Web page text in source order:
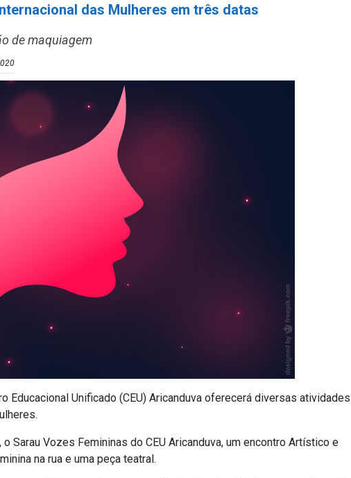
das Mulheres em três datas
de maquiagem
Educacional Unificado (CEU) Aricanduva oferecerá diversas atividades
Sarau Vozes Femininas do CEU Aricanduva, um encontro Artístico e
na rua e uma peça teatral.